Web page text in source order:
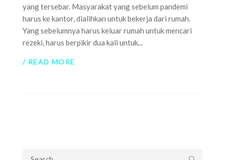
yang tersebar. Masyarakat yang sebelum pandemi
harus ke kantor, dialihkan untuk bekerja dari rumah.
Yang sebelumnya harus keluar rumah untuk mencari
rezeki, harus berpikir dua kali untuk...
/ READ MORE
Search